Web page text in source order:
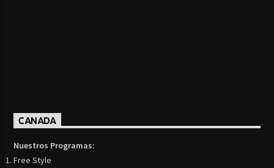
CANADA
Nuestros Programas:
Free Style